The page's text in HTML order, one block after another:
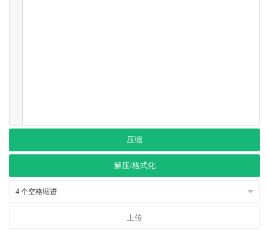
压缩
解压/格式化
上传